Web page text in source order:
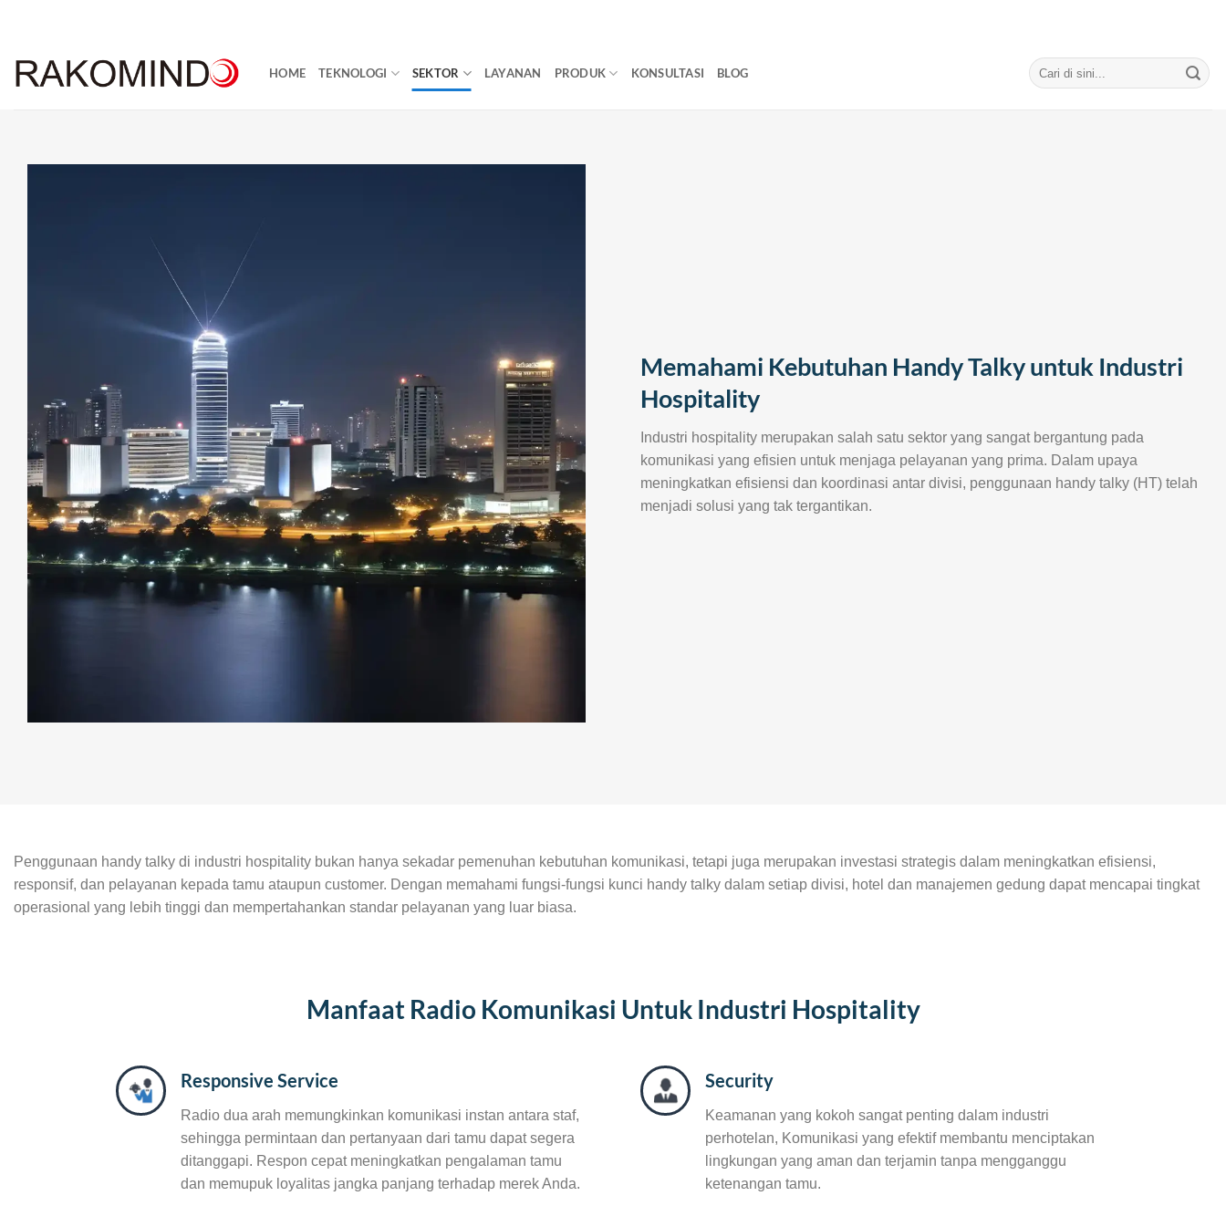
HOME TEKNOLOGI SEKTOR LAYANAN PRODUK KONSULTASI BLOG
Search
for:
Memahami Kebutuhan Handy Talky untuk Industri
Hospitality
Industri hospitality merupakan salah satu sektor yang sangat bergantung pada
komunikasi yang efisien untuk menjaga pelayanan yang prima. Dalam upaya
meningkatkan efisiensi dan koordinasi antar divisi, penggunaan handy talky (HT) telah
menjadi solusi yang tak tergantikan.
Penggunaan handy talky di industri hospitality bukan hanya sekadar pemenuhan kebutuhan komunikasi, tetapi juga merupakan investasi strategis dalam meningkatkan efisiensi,
responsif, dan pelayanan kepada tamu ataupun customer. Dengan memahami fungsi-fungsi kunci handy talky dalam setiap divisi, hotel dan manajemen gedung dapat mencapai tingkat
operasional yang lebih tinggi dan mempertahankan standar pelayanan yang luar biasa.
Manfaat Radio Komunikasi Untuk Industri Hospitality
Responsive Service
Radio dua arah memungkinkan komunikasi instan antara staf,
sehingga permintaan dan pertanyaan dari tamu dapat segera
ditanggapi. Respon cepat meningkatkan pengalaman tamu
dan memupuk loyalitas jangka panjang terhadap merek Anda.
Security
Keamanan yang kokoh sangat penting dalam industri
perhotelan, Komunikasi yang efektif membantu menciptakan
lingkungan yang aman dan terjamin tanpa mengganggu
ketenangan tamu.